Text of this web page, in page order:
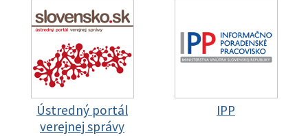
Ústredný portál
verejnej správy
IPP